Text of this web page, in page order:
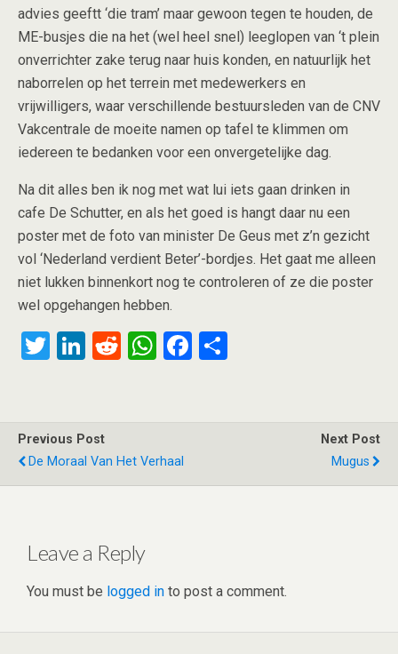
advies geeftt ‘die tram’ maar gewoon tegen te houden, de
ME-busjes die na het (wel heel snel) leeglopen van ‘t plein
onverrichter zake terug naar huis konden, en natuurlijk het
naborrelen op het terrein met medewerkers en
vrijwilligers, waar verschillende bestuursleden van de CNV
Vakcentrale de moeite namen op tafel te klimmen om
iedereen te bedanken voor een onvergetelijke dag.
Na dit alles ben ik nog met wat lui iets gaan drinken in
cafe De Schutter, en als het goed is hangt daar nu een
poster met de foto van minister De Geus met z’n gezicht
vol ‘Nederland verdient Beter’-bordjes. Het gaat me alleen
niet lukken binnenkort nog te controleren of ze die poster
wel opgehangen hebben.
T
er
Li
dI
n
R
t
W
A
p
F
o
Previous Post
De Moraal Van Het Verhaal
Next Post
Mugus
Leave a Reply
You must be logged in to post a comment.